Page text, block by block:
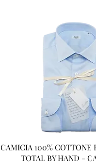
Vista rapida
CAMICIA 100% COTTONE
TOTAL BY HAND -